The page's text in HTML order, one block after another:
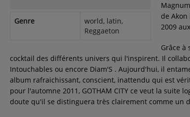
Cultur'Ciné - Jean Meurice
Contact
Contact
Genre
world, latin,
Reggaeton
de
2009
Grâce à
cocktail des différents univers qui l'inspirent. Il
Intouchables ou encore Diam'S . Aujourd'hui, il
album rafraichissant, conscient, inattendu qui est
pour l'automne 2011, GOTHAM CITY ce veut la suite
doute qu'il se distinguera très clairement comme un